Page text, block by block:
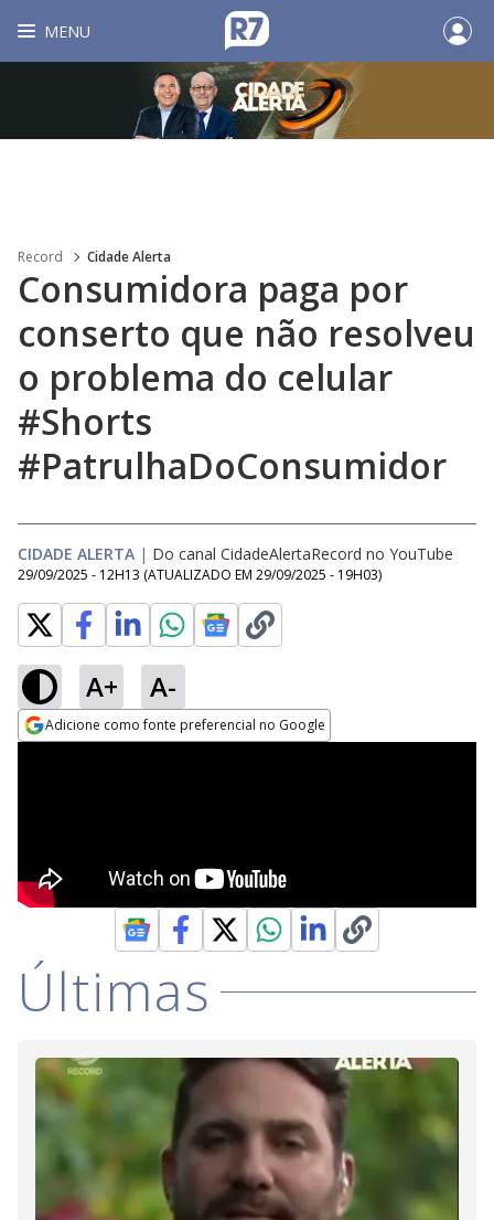
MENU
Record Cidade Alerta
Consumidora paga por
conserto que não resolveu
o problema do celular
#Shorts
#PatrulhaDoConsumidor
CIDADE ALERTA | Do canal CidadeAlertaRecord no YouTube
29/09/2025 - 12H13 (ATUALIZADO EM 29/09/2025 - 19H03)
A+ A-
Adicione como fonte preferencial no Google
Últimas